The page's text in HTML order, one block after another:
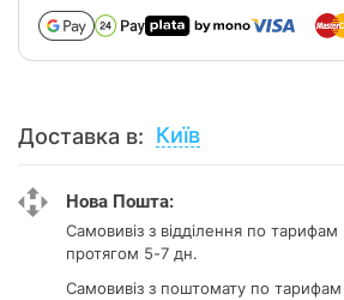
Доставка в: Київ
Нова Пошта:
Самовивіз з відділення по тарифам
протягом 5-7 дн.
Самовивіз з поштомату по тарифам